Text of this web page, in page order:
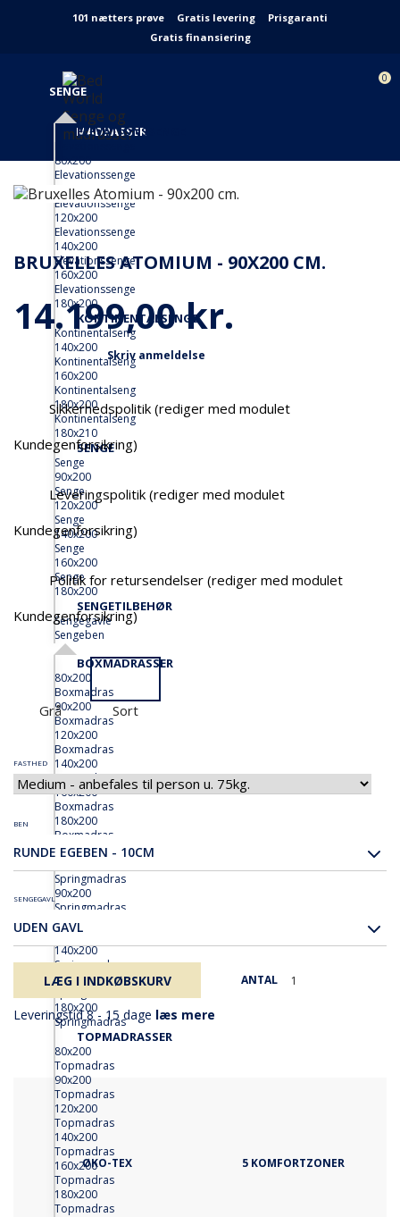
101 nætters prøve Gratis levering
Prisgaranti
Gratis finansiering
SENGE
ELEVATIONSSENGE
80x200
Elevationssenge
90x200
Elevationssenge
120x200
Elevationssenge
140x200
Elevationssenge
160x200
Elevationssenge
180x200
KONTINENTALSENGE
Kontinentalseng
140x200
Kontinentalseng
160x200
Kontinentalseng
180x200
Kontinentalseng
180x210
SENGE
Senge
90x200
Senge
120x200
Senge
140x200
Senge
160x200
Senge
180x200
SENGETILBEHØR
Sengegavle
Sengeben
MADRASSER
BOXMADRASSER
80x200
Boxmadras
90x200
Boxmadras
120x200
Boxmadras
140x200
Boxmadras
160x200
Boxmadras
180x200
Boxmadras
SPRINGMADRASSER
Springmadras
90x200
Springmadras
120x200
Springmadras
140x200
Springmadras
160x200
180x200
Springmadras
TOPMADRASSER
80x200
Topmadras
90x200
Topmadras
120x200
Topmadras
140x200
Topmadras
160x200
Topmadras
180x200
Topmadras
DYNER
SENGETØJ
INSPIRATION
TILBUD
0
BRUXELLES ATOMIUM - 90X200 CM.
14.199,00 kr.
Skriv anmeldelse
Sikkerhedspolitik (rediger med modulet
Kundegenforsikring)
Leveringspolitik (rediger med modulet
Kundegenforsikring)
Politik for retursendelser (rediger med modulet
Kundegenforsikring)
Grå Sort
FASTHED
BEN
RUNDE EGEBEN - 10CM
SENGEGAVL
UDEN GAVL
LÆG I INDKØBSKURV ANTAL
Leveringstid 8 - 15 dage læs mere
ØKO-TEX 5 KOMFORTZONER